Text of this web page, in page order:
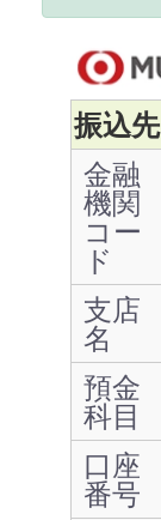
振込先
金融
機関
コー
ド
支店
名
預金
科目
口座
番号